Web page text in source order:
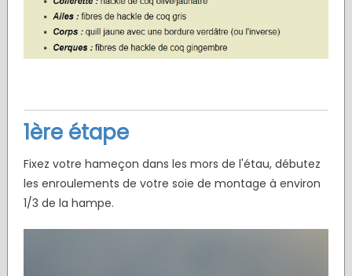
1ère étape
Fixez votre hameçon dans les mors de l'étau, débutez
les enroulements de votre soie de montage à environ
1/3 de la hampe.